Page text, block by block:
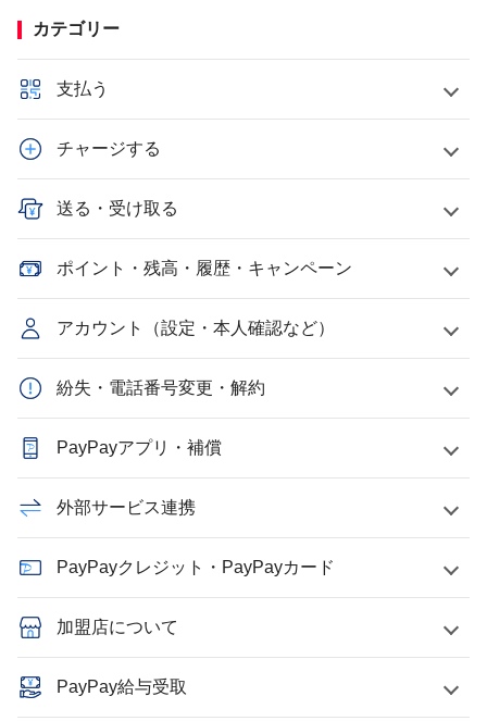
カテゴリー
支払う
チャージする
送る・受け取る
ポイント・残高・履歴・キャンペーン
アカウント（設定・本人確認など）
紛失・電話番号変更・解約
PayPayアプリ・補償
外部サービス連携
PayPayクレジット・PayPayカード
加盟店について
PayPay給与受取